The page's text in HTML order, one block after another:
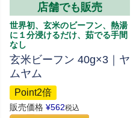
店舗でも販売
世界初、玄米のビーフン、熱湯
に１分浸けるだけ、茹でる手間
なし
玄米ビーフン 40g×3｜ヤ
ムヤム
Point2倍
販売価格 ¥562税込